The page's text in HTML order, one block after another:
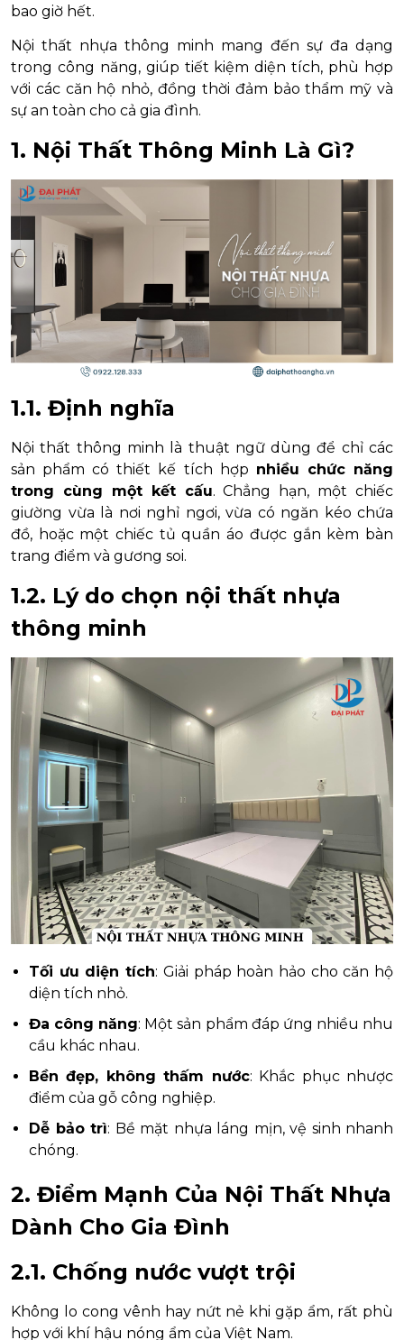
bao giờ hết.
Nội thất nhựa thông minh mang đến sự đa dạng
trong công năng, giúp tiết kiệm diện tích, phù hợp
với các căn hộ nhỏ, đồng thời đảm bảo thẩm mỹ và
sự an toàn cho cả gia đình.
1. Nội Thất Thông Minh Là Gì?
1.1. Định nghĩa
Nội thất thông minh là thuật ngữ dùng để chỉ các
sản phẩm có thiết kế tích hợp nhiều chức năng
trong cùng một kết cấu. Chẳng hạn, một chiếc
giường vừa là nơi nghỉ ngơi, vừa có ngăn kéo chứa
đồ, hoặc một chiếc tủ quần áo được gắn kèm bàn
trang điểm và gương soi.
1.2. Lý do chọn nội thất nhựa
thông minh
Tối ưu diện tích: Giải pháp hoàn hảo cho căn hộ
diện tích nhỏ.
Đa công năng: Một sản phẩm đáp ứng nhiều nhu
cầu khác nhau.
Bền đẹp, không thấm nước: Khắc phục nhược
điểm của gỗ công nghiệp.
Dễ bảo trì: Bề mặt nhựa láng mịn, vệ sinh nhanh
chóng.
2. Điểm Mạnh Của Nội Thất Nhựa
Dành Cho Gia Đình
2.1. Chống nước vượt trội
Không lo cong vênh hay nứt nẻ khi gặp ẩm, rất phù
hợp với khí hậu nóng ẩm của Việt Nam.